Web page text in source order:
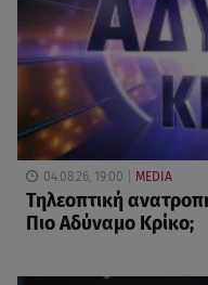
04.08.26, 19:00 MEDIA
Τηλεοπτική
Πιο Αδύναμο Κρίκο;